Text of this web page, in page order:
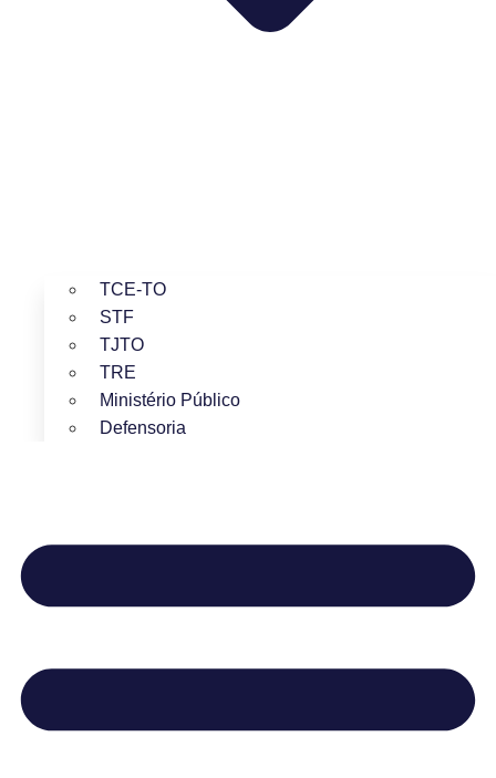
TCE-TO
STF
TJTO
TRE
Ministério Público
Defensoria